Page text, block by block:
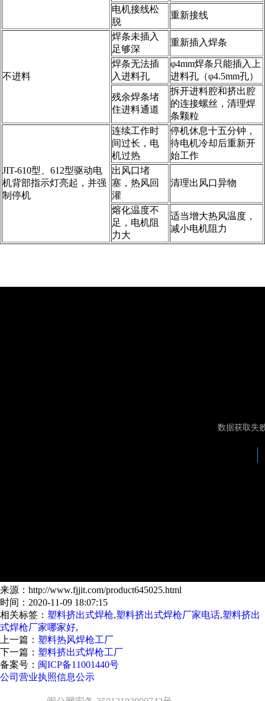
电机接线松
脱
重新接线
不进料
焊条未插入
足够深
重新插入焊条
焊条无法插
入进料孔
φ4mm焊条只能插入上
进料孔（φ4.5mm孔）
残余焊条堵
住进料通道
拆开进料腔和挤出腔
的连接螺丝，清理焊
条颗粒
JIT-610型、612型驱动电
机背部指示灯亮起，并强
制停机
连续工作时
间过长，电
机过热
停机休息十五分钟，
待电机冷却后重新开
始工作
出风口堵
塞，热风回
灌
清理出风口异物
熔化温度不
足，电机阻
力大
适当增大热风温度，
减小电机阻力
来源：http://www.fjjit.com/product645025.html
时间：2020-11-09 18:07:15
相关标签： 塑料挤出式焊枪,塑料挤出式焊枪厂家电话,塑料挤出
式焊枪厂家哪家好,
上一篇： 塑料热风焊枪工厂
下一篇： 塑料挤出式焊枪工厂
备案号： 闽ICP备11001440号
公司营业执照信息公示